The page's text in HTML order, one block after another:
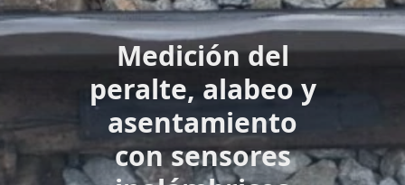
Medición del
peralte, alabeo y
asentamiento
con sensores